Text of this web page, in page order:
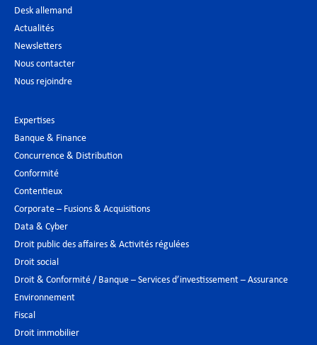
Desk allemand
Actualités
Newsletters
Nous contacter
Nous rejoindre
Expertises
Banque & Finance
Concurrence & Distribution
Conformité
Contentieux
Corporate – Fusions & Acquisitions
Data & Cyber
Droit public des affaires & Activités régulées
Droit social
Droit & Conformité / Banque – Services d’investissement – Assurance
Environnement
Fiscal
Droit immobilier